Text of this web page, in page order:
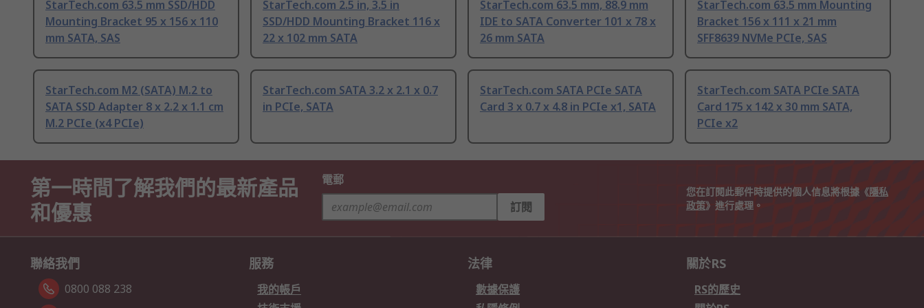
StarTech.com 63.5 mm SSD/HDD
Mounting Bracket 95 x 156 x 110
mm SATA, SAS
StarTech.com 2.5 in, 3.5 in
SSD/HDD Mounting Bracket 116 x
22 x 102 mm SATA
StarTech.com 63.5 mm, 88.9 mm
IDE to SATA Converter 101 x 78 x
26 mm SATA
StarTech.com 63.5 mm Mounting
Bracket 156 x 111 x 21 mm
SFF8639 NVMe PCIe, SAS
StarTech.com M2 (SATA) M.2 to
SATA SSD Adapter 8 x 2.2 x 1.1 cm
M.2 PCIe (x4 PCIe)
StarTech.com SATA 3.2 x 2.1 x 0.7
in PCIe, SATA
StarTech.com SATA PCIe SATA
Card 3 x 0.7 x 4.8 in PCIe x1, SATA
StarTech.com SATA PCIe SATA
Card 175 x 142 x 30 mm SATA,
PCIe x2
第一時間了解我們的最新產品
和優惠
電郵
訂閱
您在訂閱此郵件時提供的個人信息將根據《隱私
政策》進行處理。
聯絡我們
0800 088 238
服務
我的帳戶
法律
數據保護
關於RS
RS的歷史